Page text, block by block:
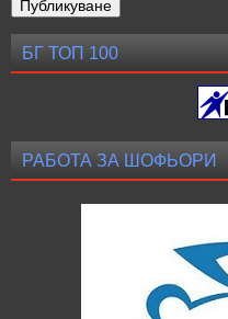
БГ ТОП 100
РАБОТА ЗА ШОФЬОРИ